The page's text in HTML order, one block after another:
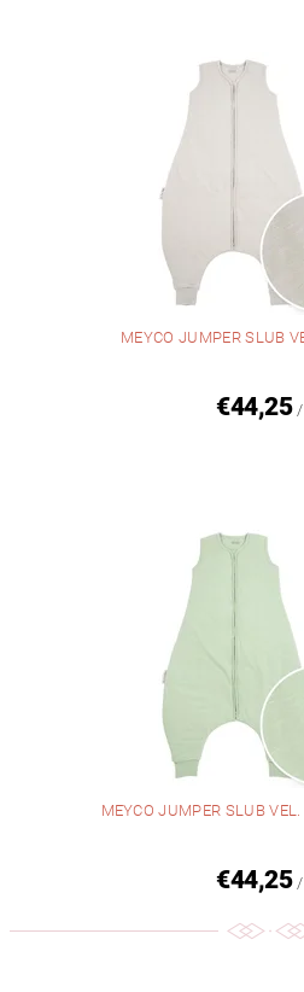
MEYCO JUMPER SLUB
€44,25
MEYCO JUMPER SLUB
€44,25 /